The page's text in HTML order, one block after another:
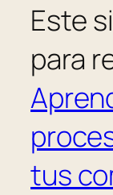
Este
para
tus